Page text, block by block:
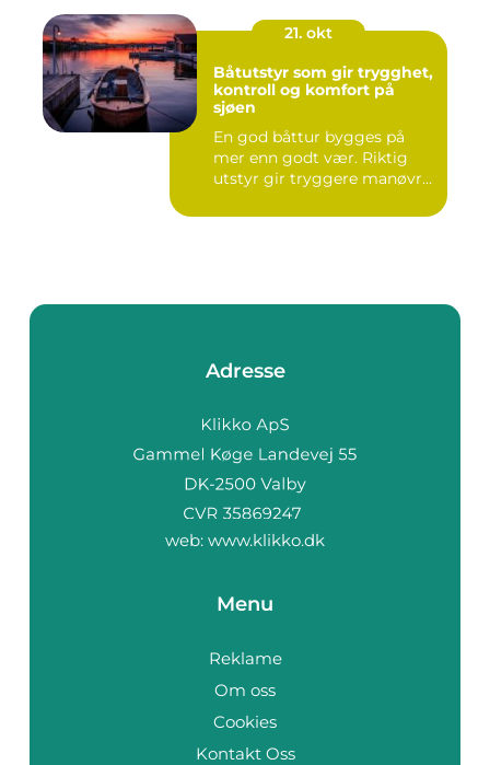
21. okt
Båtutstyr som gir trygghet,
kontroll og komfort på
sjøen
En god båttur bygges på
mer enn godt vær. Riktig
utstyr gir tryggere manøvr...
Adresse
web: www.klikko.dk
Menu
Reklame
Om oss
Cookies
Kontakt Oss